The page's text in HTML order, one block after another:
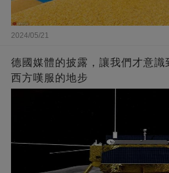
2024/05/21
德國媒體的披露，讓我們才意識
西方嘆服的地步